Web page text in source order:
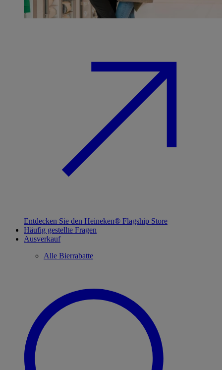
Entdecken Sie den Heineken® Flagship Store
Häufig gestellte Fragen
Ausverkauf
Alle Bierrabatte